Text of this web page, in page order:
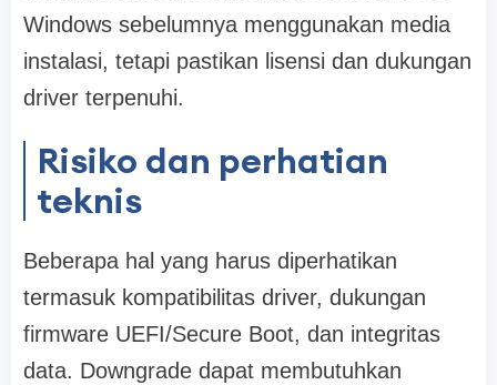
Windows sebelumnya menggunakan media
instalasi, tetapi pastikan lisensi dan dukungan
driver terpenuhi.
Risiko dan perhatian
teknis
Beberapa hal yang harus diperhatikan
termasuk kompatibilitas driver, dukungan
firmware UEFI/Secure Boot, dan integritas
data. Downgrade dapat membutuhkan